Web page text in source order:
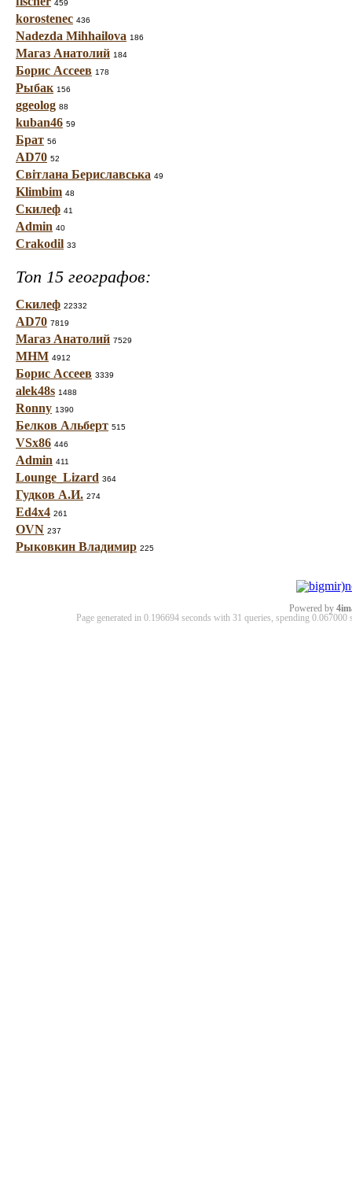
459
korostenec 436
Nadezda Mihhailova 186
Магаз Анатолий 184
Борис Ассеев 178
Рыбак 156
ggeolog 88
kuban46 59
Брат 56
AD70 52
Світлана Бериславська 49
Klimbim 48
Скилеф 41
Admin 40
Crakodil 33
Топ 15 географов:
Скилеф 22332
AD70 7819
Магаз Анатолий 7529
МНМ 4912
Борис Ассеев 3339
alek48s 1488
Ronny 1390
Белков Альберт 515
VSx86 446
Admin 411
Lounge_Lizard 364
Гудков А.И. 274
Ed4x4 261
OVN 237
Рыковкин Владимир 225
Powered by
Page generated in 0.196694 seconds with 31 queries, spending